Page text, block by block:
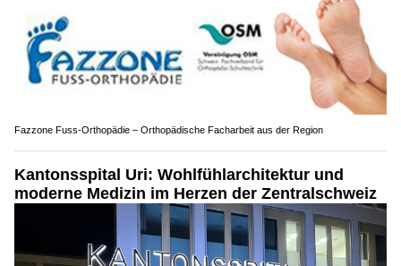
Fazzone Fuss-Orthopädie – Orthopädische Facharbeit aus der Region
Kantonsspital Uri: Wohlfühlarchitektur und
moderne Medizin im Herzen der Zentralschweiz